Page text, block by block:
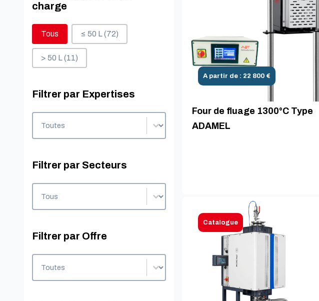
charge
Volume utile de votre charge
Tous ≤ 50 L(72)
> 50 L(11)
Filtrer par Expertises
Filtrer par Secteurs
Filtrer par Offre
A partir de : 22 800 €
Four de fluage 1300°C Type
ADAMEL
Catalogue